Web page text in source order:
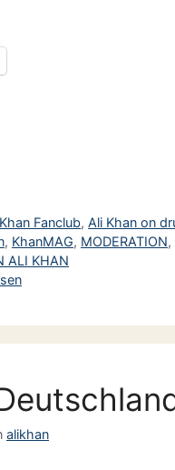
Fanclub,Ali Khan on
, KhanMAG, MODERATION,
ALI KHAN
alikhan